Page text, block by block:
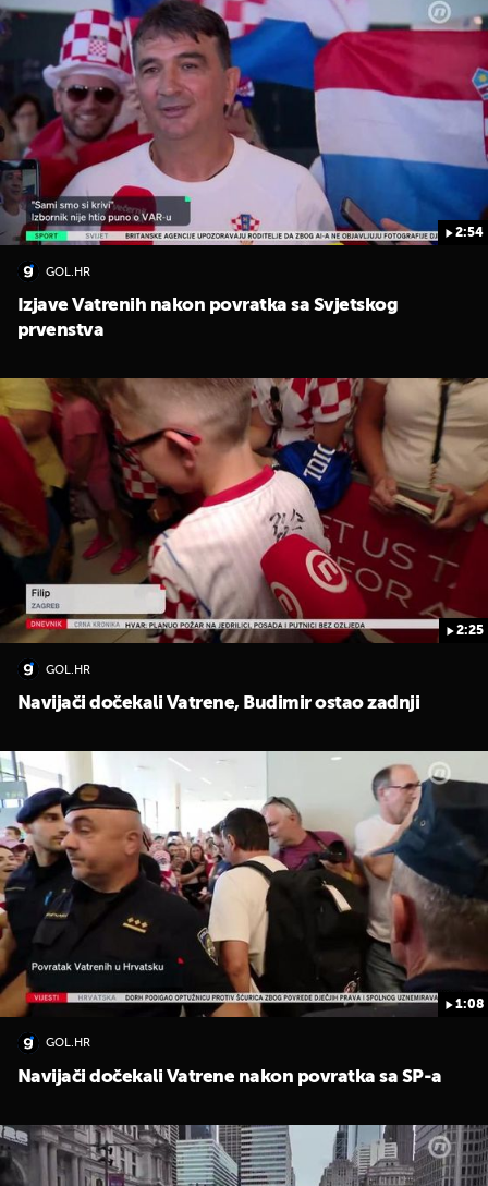
2:54
GOL.HR
Izjave Vatrenih nakon povratka sa Svjetskog
prvenstva
2:25
GOL.HR
Navijači dočekali Vatrene, Budimir ostao zadnji
1:08
GOL.HR
Navijači dočekali Vatrene nakon povratka sa SP-a